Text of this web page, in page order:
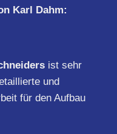
Karl Dahm:
ist sehr
und
für den Aufbau